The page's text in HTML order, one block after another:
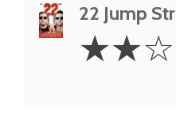
22 Jump
Stars
☆☆☆